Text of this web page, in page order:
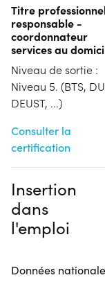
Titre
responsable -
coordonnateur
services au
Niveau de sortie :
Niveau 5. (BTS,
DEUST, ...)
Consulter la
certification
Insertion
dans
l'emploi
Données